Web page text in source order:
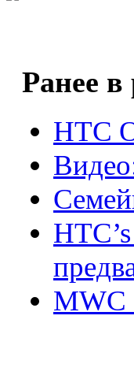
Ранее в
HTC
MWC